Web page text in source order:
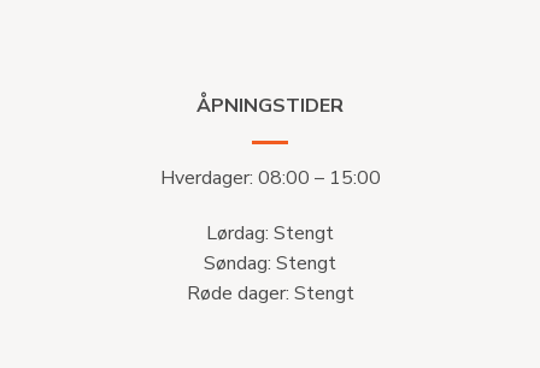
ÅPNINGSTIDER
Hverdager: 08:00 – 15:00
Lørdag: Stengt
Søndag: Stengt
Røde dager: Stengt